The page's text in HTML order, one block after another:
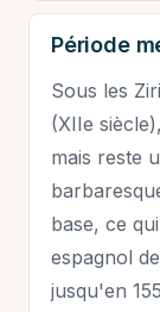
Période
Sous les
(XIIe
mais reste
base, ce
espagnol
jusqu'en